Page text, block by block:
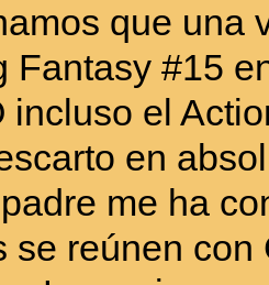
que una
Fantasy #15
incluso el
en
me ha
se reúnen